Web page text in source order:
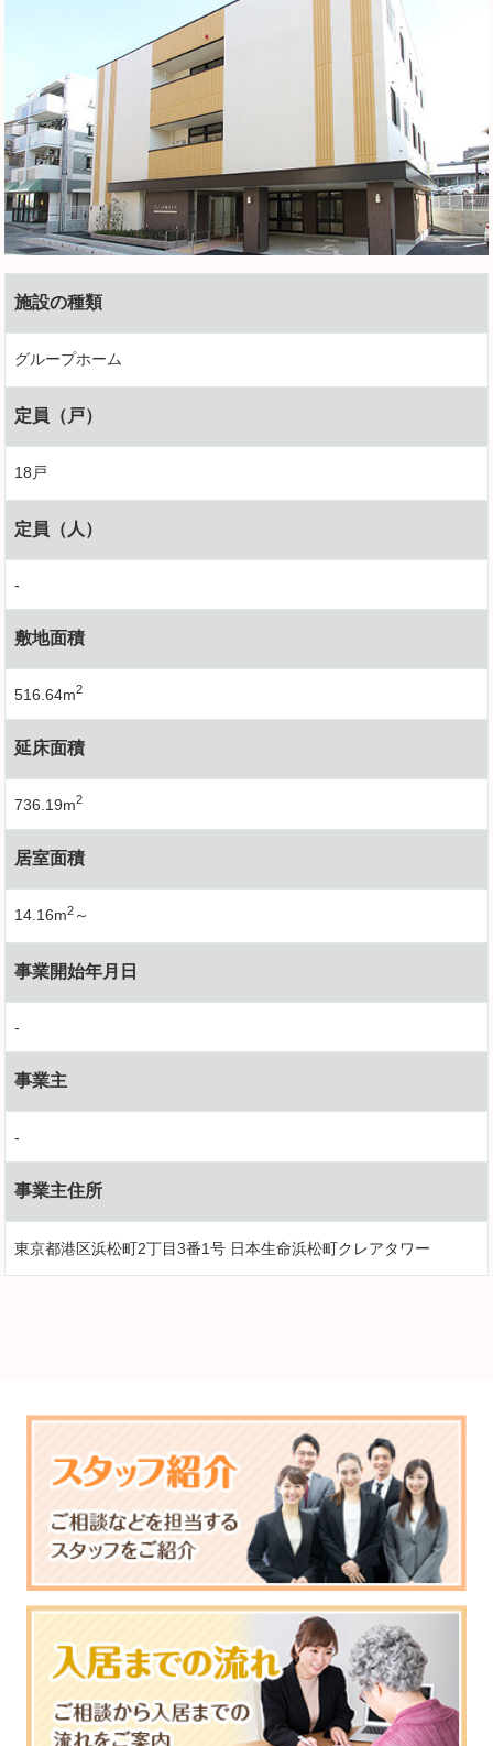
施設の種類
グループホーム
定員（戸）
18戸
定員（人）
-
敷地面積
516.64m2
延床面積
736.19m2
居室面積
14.16m2～
事業開始年月日
-
事業主
-
事業主住所
東京都港区浜松町2丁目3番1号 日本生命浜松町クレアタワー